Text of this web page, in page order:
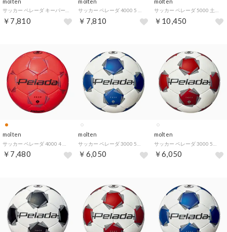
￥7,810 ￥7,810 ￥10,450
molten
￥7,480
molten
￥6,050
molten
￥6,050